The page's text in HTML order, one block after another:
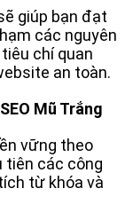
giúp bạn đạt
các nguyên
chí quan
an toàn.
Mũ Trắng
vững theo
tiên các công
từ khóa và